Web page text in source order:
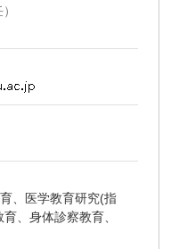
、医学教育研究(指
、身体診察教育、